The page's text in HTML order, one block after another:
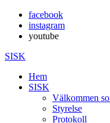
facebook
instagram
youtube
SISK
Hem
SISK
Välkommen
Styrelse
Protokoll